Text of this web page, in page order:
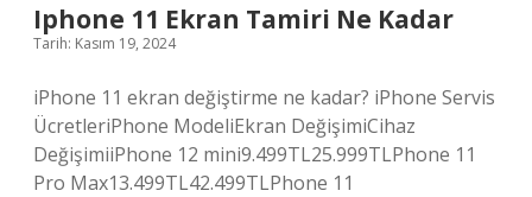
Iphone 11 Ekran Tamiri Ne Kadar
Tarih: Kasım 19, 2024
iPhone 11 ekran değiştirme ne kadar? iPhone Servis
ÜcretleriPhone ModeliEkran DeğişimiCihaz
DeğişimiiPhone 12 mini9.499TL25.999TLPhone 11
Pro Max13.499TL42.499TLPhone 11